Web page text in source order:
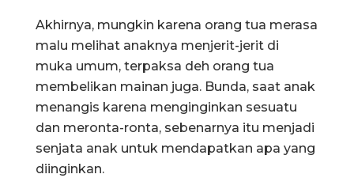
Akhirnya, mungkin karena orang tua merasa
malu melihat anaknya menjerit-jerit di
muka umum, terpaksa deh orang tua
membelikan mainan juga. Bunda, saat anak
menangis karena menginginkan sesuatu
dan meronta-ronta, sebenarnya itu menjadi
senjata anak untuk mendapatkan apa yang
diinginkan.